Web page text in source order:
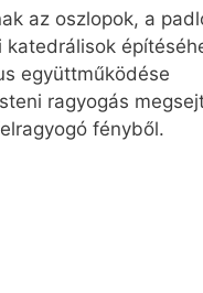
az oszlopok, a
katedrálisok
együttműködése
ragyogás
fényből.